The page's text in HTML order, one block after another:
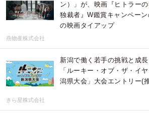
ン）」が、映画『ヒトラー
独裁者』W鑑賞キャンペー
の映画タイアップ
燕物産株式会社
新潟で働く若手の挑戦と成
「ルーキー・オブ・ザ・イ
潟県大会」大会エントリー(
きら星株式会社